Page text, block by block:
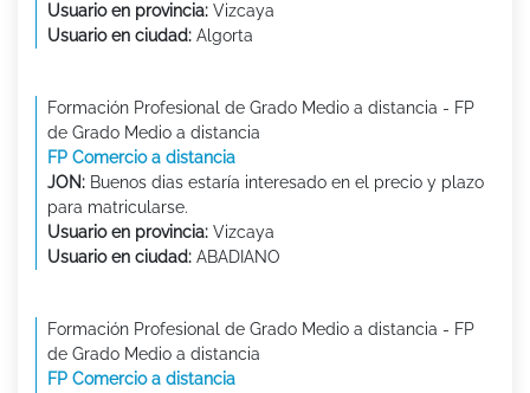
Usuario en provincia: Vizcaya
Usuario en ciudad: Algorta
Formación Profesional de Grado Medio a distancia - FP
de Grado Medio a distancia
FP Comercio a distancia
JON: Buenos dias estaría interesado en el precio y plazo
para matricularse.
Usuario en provincia: Vizcaya
Usuario en ciudad: ABADIANO
Formación Profesional de Grado Medio a distancia - FP
de Grado Medio a distancia
FP Comercio a distancia